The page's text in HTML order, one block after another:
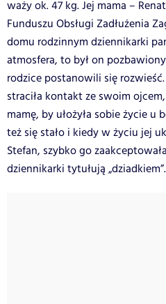
waży ok. 47 kg. Jej mama –
Funduszu Obsługi Zadłużenia
domu rodzinnym dziennikarki
atmosfera, to był on
rodzice postanowili się
straciła kontakt ze swoim
mamę, by ułożyła sobie życie u
też się stało i kiedy w życiu jej
Stefan, szybko go
dziennikarki tytułują „dziadkiem”.